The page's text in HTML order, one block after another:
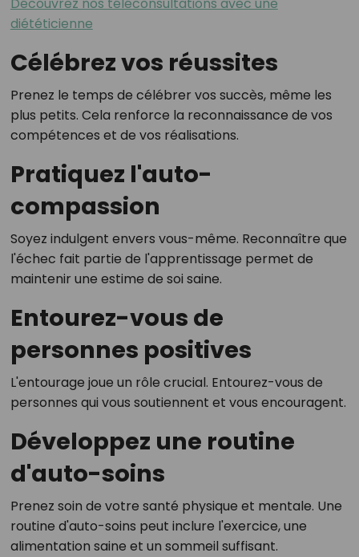
Découvrez nos téléconsultations avec une
diététicienne
Célébrez vos réussites
Prenez le temps de célébrer vos succès, même les
plus petits. Cela renforce la reconnaissance de vos
compétences et de vos réalisations.
Pratiquez l'auto-
compassion
Soyez indulgent envers vous-même. Reconnaître que
l'échec fait partie de l'apprentissage permet de
maintenir une estime de soi saine.
Entourez-vous de
personnes positives
L'entourage joue un rôle crucial. Entourez-vous de
personnes qui vous soutiennent et vous encouragent.
Développez une routine
d'auto-soins
Prenez soin de votre santé physique et mentale. Une
routine d'auto-soins peut inclure l'exercice, une
alimentation saine et un sommeil suffisant.